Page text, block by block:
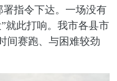
署指令下达。一场没有
此打响。 我市各县市
间赛跑、与困难较劲